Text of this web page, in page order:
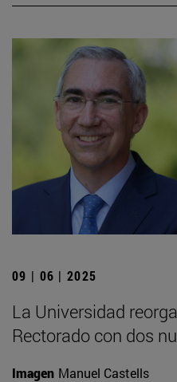
09 | 06 | 2025
La Universidad
Rectorado con dos
Imagen Manuel Castells